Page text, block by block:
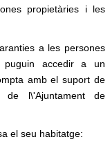
propietàries i les
a les persones
puguin accedir a un
amb el suport de
de l\'Ajuntament de
el seu habitatge: